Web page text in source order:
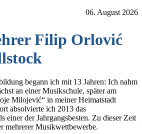
06. August 2026
Filip Orlović
begann ich mit 13 Jahren: Ich nahm
an einer Musikschule, später am
Milojević“ in meiner Heimatstadt
absolvierte ich 2013 das
einer der Jahrgangsbesten. Zu dieser Zeit
mehrerer Musikwettbewerbe.